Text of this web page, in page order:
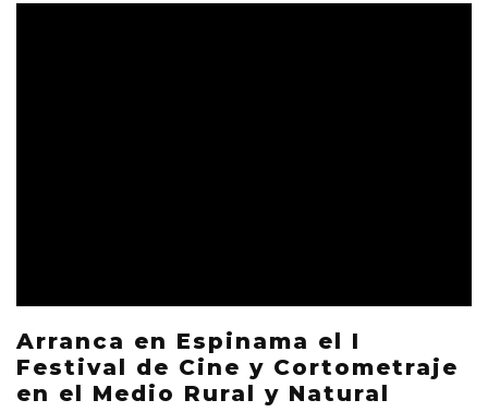
Arranca en Espinama el I
Festival de Cine y Cortometraje
en el Medio Rural y Natural